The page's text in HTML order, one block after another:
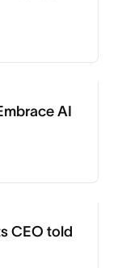
AI
CEO told